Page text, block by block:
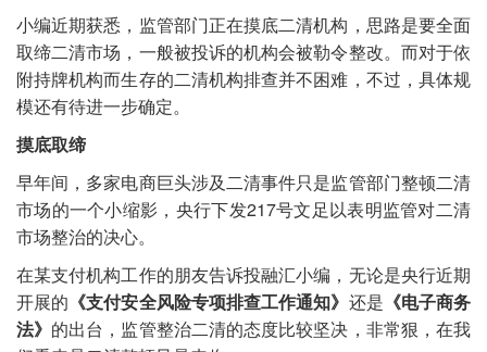
小编近期获悉，监管部门正在摸底二清机构，思路是要全面
取缔二清市场，一般被投诉的机构会被勒令整改。而对于依
附持牌机构而生存的二清机构排查并不困难，不过，具体规
模还有待进一步确定。
摸底取缔
早年间，多家电商巨头涉及二清事件只是监管部门整顿二清
市场的一个小缩影，央行下发217号文足以表明监管对二清
市场整治的决心。
在某支付机构工作的朋友告诉投融汇小编，无论是央行近期
开展的 《支付安全风险专项排查工作通知》 还是 《电子商务
法》 的出台，监管整治二清的态度比较坚决，非常狠，在我